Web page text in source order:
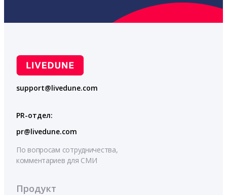
support@livedune.com
PR-отдел:
pr@livedune.com
По вопросам сотрудничества,
комментариев для СМИ
Продукт